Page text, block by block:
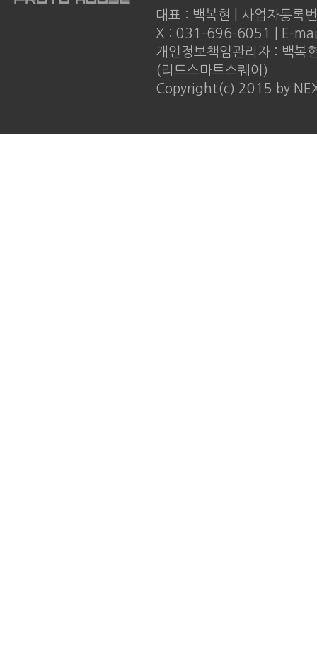
대표 : 백복현 | 사업자등
X : 031-696-6051 | E-
개인정보책임관리자 : 백복
(리드스마트스퀘어)
Copyright(c) 2015 by